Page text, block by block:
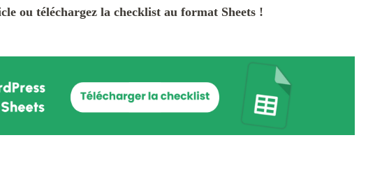
ou téléchargez la checklist au format Sheets !